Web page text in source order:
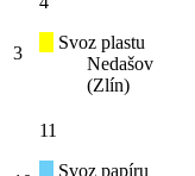
3
Svoz plastu
Nedašov
(Zlín)
11
Svoz papíru